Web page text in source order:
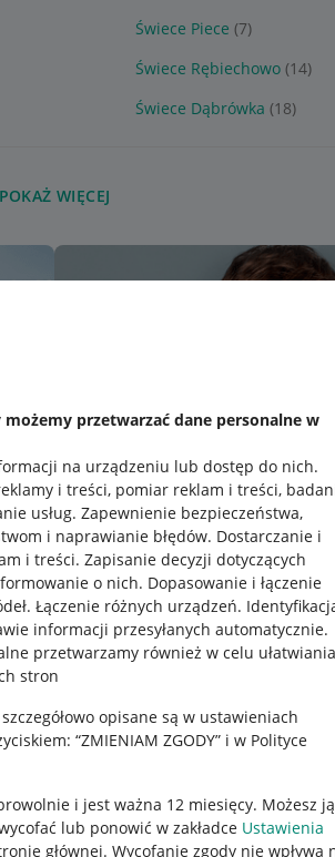
przetwarzać dane personalne w
na urządzeniu lub dostęp do nich.
i treści, pomiar reklam i treści,
usług. Zapewnienie bezpieczeństwa,
i naprawianie błędów. Dostarczanie i
i treści. Zapisanie decyzji dotyczących
o nich. Dopasowanie i łączenie
. Łączenie różnych urządzeń.
informacji przesyłanych automatycznie.
przetwarzamy również w celu ułatwiania
stron
opisane są w ustawieniach
“ZMIENIAM ZGODY” i w Polityce
i jest ważna 12 miesięcy. Możesz
lub ponowić w zakładce Ustawienia
głównej. Wycofanie zgody nie wpływa
Świece Piece (7)
Świece Rębiechowo (14)
Świece Dąbrówka (18)
POKAŻ WIĘCEJ
Pobierz aplikację